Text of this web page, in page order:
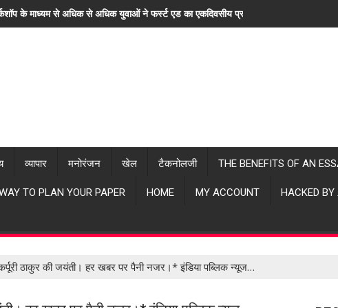
के माध्यम से अधिक से अधिक युवाओं ने फर्स्ट एड का एकदिवसीय प्रशिक्षण लिया। "हर खबर
व्यापार मनोरंजन खेल टैकनोलजी THE BENEFITS OF AN
TO PLAN YOUR PAPER HOME MY ACCOUNT HACKED
ठाकुर की जयंती। हर खबर पर पैनी नजर।* इंडिया पब्लिक न्यूज…